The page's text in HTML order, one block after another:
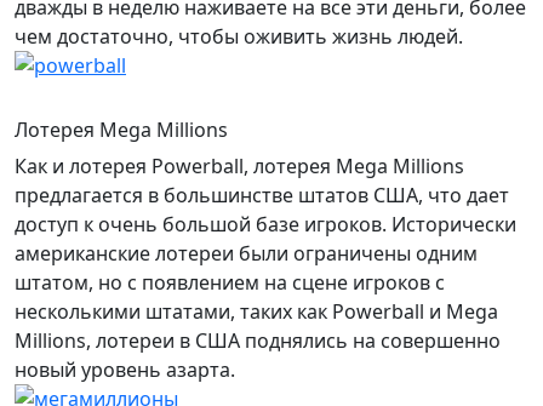
дважды в неделю наживаете на все эти деньги, более
чем достаточно, чтобы оживить жизнь людей.
Лотерея Mega Millions
Как и лотерея Powerball, лотерея Mega Millions
предлагается в большинстве штатов США, что дает
доступ к очень большой базе игроков. Исторически
американские лотереи были ограничены одним
штатом, но с появлением на сцене игроков с
несколькими штатами, таких как Powerball и Mega
Millions, лотереи в США поднялись на совершенно
новый уровень азарта.